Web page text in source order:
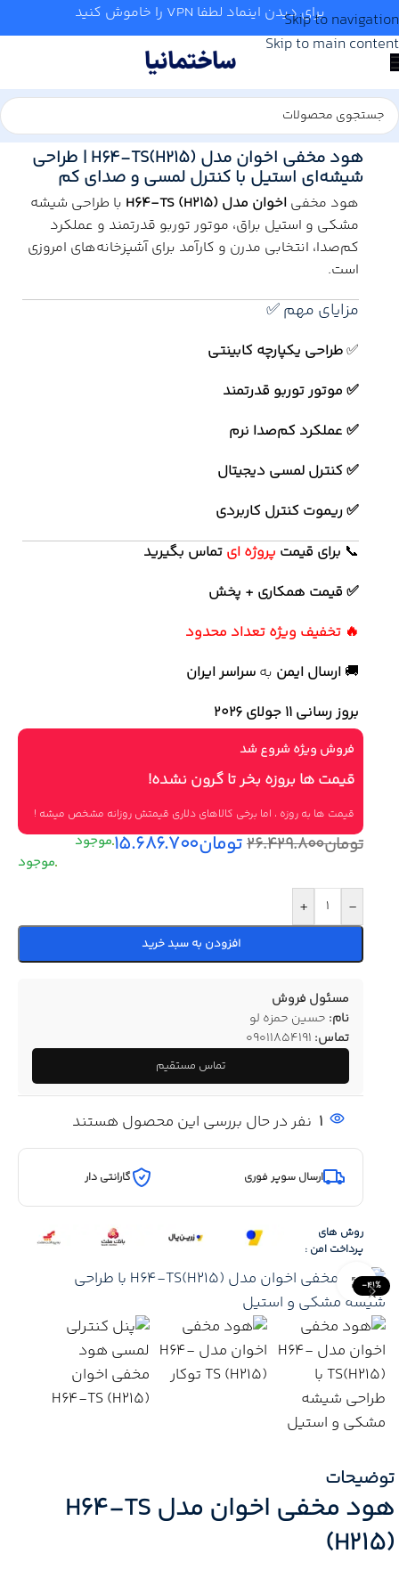
Skip to navigation
Skip to main content
برای دیدن اینماد لطفا VPN را خاموش کنید
آشپزخانه/
-41%
Click to enlarge
هود مخفی اخوان مدل H64-TS(H215) | طراحی
شیشه‌ای استیل با کنترل لمسی و صدای کم
هود مخفی اخوان مدل H64-TS (H215)
با طراحی شیشه
مشکی و استیل براق، موتور توربو قدرتمند و عملکرد
کم‌صدا، انتخابی مدرن و کارآمد برای آشپزخانه‌های امروزی
است.
مزایای مهم ✅
✅طراحی یکپارچه کابینتی
✅ موتور توربو قدرتمند
✅ عملکرد کم‌صدا نرم
✅ کنترل لمسی دیجیتال
✅ ریموت کنترل کاربردی
📞 برای قیمت پروژه ای تماس بگیرید
✅ قیمت همکاری + پخش
🔥 تخفیف ویژه تعداد محدود
🚚 ارسال ایمن به سراسر ایران
بروز رسانی 11 جولای ۲۰۲۶
فروش ویژه شروع شد
قیمت ها بروزه بخر تا گرون نشده!
قیمت ها به روزه ، اما برخی کالاهای دلاری قیمتش روزانه مشخص میشه !
تومان۲۶.۴۲۹.۸۰۰تومان۱۵.۶۸۶.۷۰۰
-
+
افزودن به سبد خرید
مسئول فروش
نام: حسین حمزه لو
تماس: 09011854191
تماس مستقیم
1 نفر در حال بررسی این محصول هستند
ارسال سوپر فوری گارانتی دار
روش های
پرداخت امن :
توضیحات
هود مخفی اخوان مدل H64-TS
(H215)